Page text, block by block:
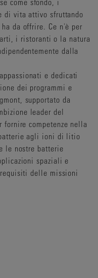
di vita attivo sfruttando
da offrire. Ce n'è per
i ristoranti o la natura
dalla
e dedicati
dei programmi e
supportato da
leader del
competenze nella
agli ioni di litio
le nostre batterie
spaziali e
delle missioni